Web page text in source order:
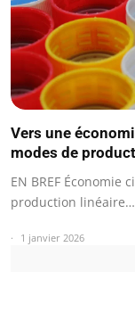
Vers une
modes de
EN BREF
production linéaire…
1 janvier 2026